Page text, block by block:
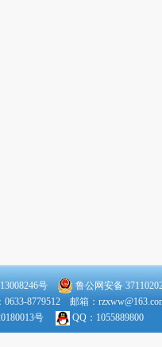
号 鲁公网安备
8779512 邮箱：
号
QQ：1055889800